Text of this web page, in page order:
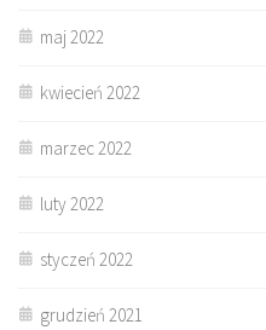
maj 2022
kwiecień 2022
marzec 2022
luty 2022
styczeń 2022
grudzień 2021